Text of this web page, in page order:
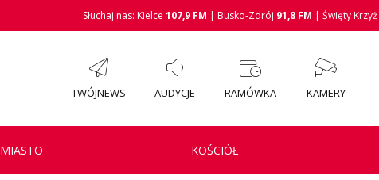
Słuchaj nas: Kielce 107,9 FM | Busko-Zdrój 91,8 FM | Święty Krzyż
TWÓJNEWS AUDYCJE RAMÓWKA KAMERY
MIASTO KOŚCIÓŁ